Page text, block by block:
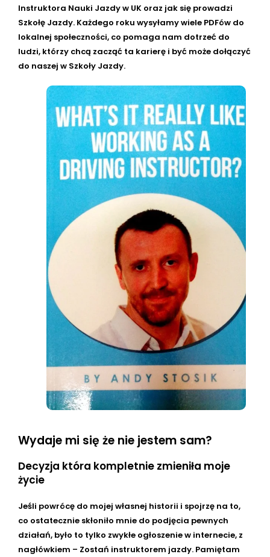
Instruktora Nauki Jazdy w UK oraz jak się prowadzi
Szkołę Jazdy. Każdego roku wysyłamy wiele PDFów do
lokalnej społeczności, co pomaga nam dotrzeć do
ludzi, którzy chcą zacząć ta karierę i być może dołączyć
do naszej w Szkoły Jazdy.
Wydaje mi się że nie jestem sam?
Decyzja która kompletnie zmieniła moje
życie
Jeśli powrócę do mojej własnej historii i spojrzę na to,
co ostatecznie skłoniło mnie do podjęcia pewnych
działań, było to tylko zwykłe ogłoszenie w internecie, z
nagłówkiem – Zostań instruktorem jazdy. Pamiętam